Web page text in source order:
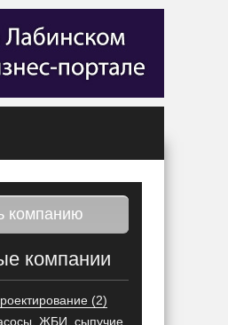
компанию
компании
(2)
ЖБИ, сыпучие